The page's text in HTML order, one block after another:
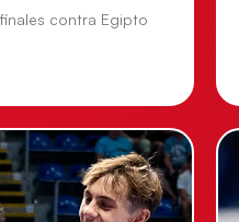
contra Egipto